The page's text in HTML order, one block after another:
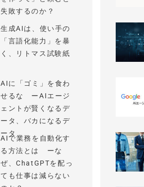
失敗するのか？
生成AIは、使い手の
「言語化能力」を暴
く、リトマス試験紙
AIに「ゴミ」を食わ
せるな ーAIエージ
ェントが賢くなるデ
ータ、バカになるデ
ータ
AIで業務を自動化す
る方法とは ーな
ぜ、ChatGPTを配っ
ても仕事は減らない